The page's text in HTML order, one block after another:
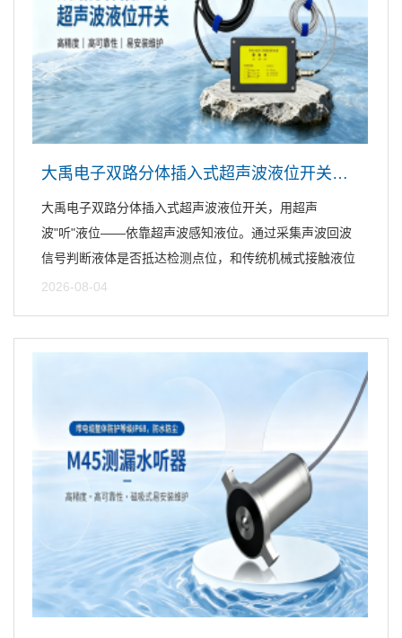
大禹电子双路分体插入式超声波液位开关，用超声波"听"液位
大禹电子双路分体插入式超声波液位开关，用超声
波"听"液位——依靠超声波感知液位。通过采集声波回波
信号判断液体是否抵达检测点位，和传统机械式接触液位
开关的导通检测...
2026-08-04